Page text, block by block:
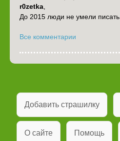
r0zetka
До 2015 люди не умели писать.
Все комментарии
Добавить страшилку
О сайте Помощь